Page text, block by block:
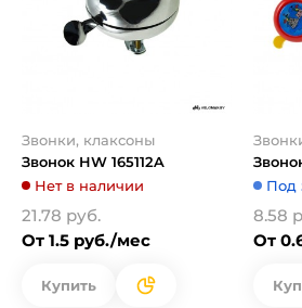
Звонки, клаксоны
Звонок HW 165112A
Нет в наличии
21.78 руб.
От 1.5 руб./мес
Купить
Под
8.58
От